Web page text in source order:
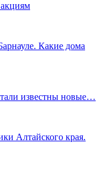
Какие дома
известны новые…
Алтайского края.